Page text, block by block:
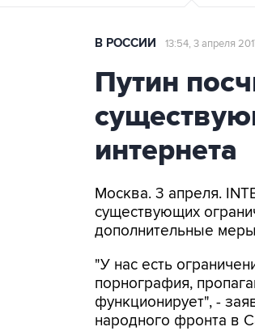
В РОССИИ 13:54, 3 апреля
Путин
интернета
Москва. 3 апреля.
существующих
дополнительные
"У нас есть
порнография,
функционирует", -
народного фронта в